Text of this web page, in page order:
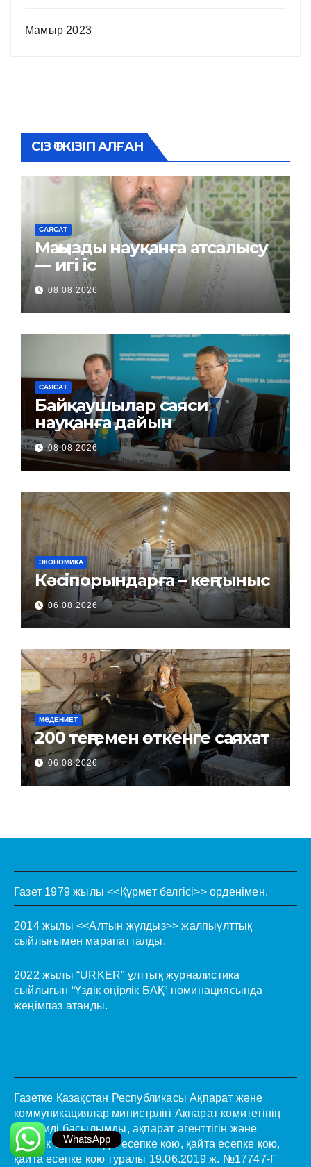
Мамыр 2023
СІЗ ӨТКІЗІП АЛҒАН
САЯСАТ
Маңызды науқанға атсалысу
— игі іс
08.08.2026
САЯСАТ
Байқаушылар саяси
науқанға дайын
08.08.2026
ЭКОНОМИКА
Кәсіпорындарға – кең тыныс
06.08.2026
МӘДЕНИЕТ
200 теңгемен өткенге саяхат
06.08.2026
Газет 1979 жылы <<Құрмет белгісі>> орденімен.
2014 жылы <<Алтын жұлдыз>> жалпыұлттық
сыйлығымен марапатталды.
2022 жылы “URKER” ұлттық журналистика
сыйлығын “Үздік өңірлік БАҚ” номинациясында
жеңімпаз атанды.
Газетке Қазақстан Республикасы Ақпарат және
коммуникациялар министрлігі Ақпарат комитетінің
мерзімді басылымды, ақпарат агенттігін және
желілік басылымды есепке қою, қайта есепке қою,
қайта есепке қою туралы 19.06.2019 ж. №17747-Г
WhatsApp